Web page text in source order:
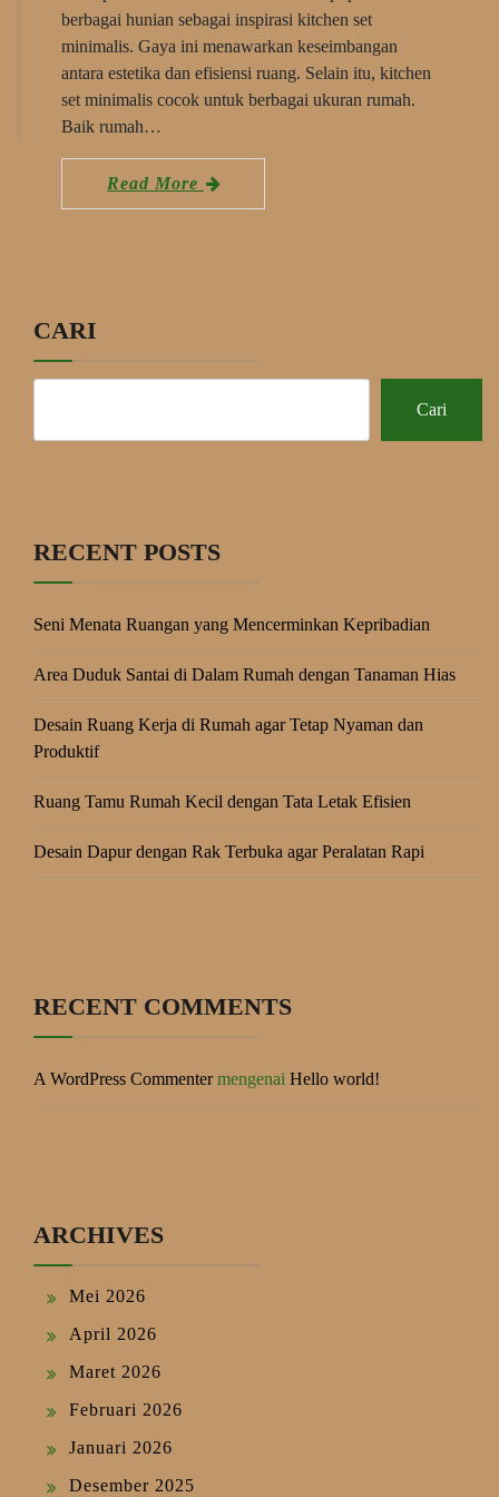
berbagai hunian sebagai inspirasi kitchen set
minimalis. Gaya ini menawarkan keseimbangan
antara estetika dan efisiensi ruang. Selain itu, kitchen
set minimalis cocok untuk berbagai ukuran rumah.
Baik rumah…
Read More
CARI
Cari
RECENT POSTS
Seni Menata Ruangan yang Mencerminkan Kepribadian
Area Duduk Santai di Dalam Rumah dengan Tanaman Hias
Desain Ruang Kerja di Rumah agar Tetap Nyaman dan
Produktif
Ruang Tamu Rumah Kecil dengan Tata Letak Efisien
Desain Dapur dengan Rak Terbuka agar Peralatan Rapi
RECENT COMMENTS
A WordPress Commentermengenai Hello world!
ARCHIVES
Mei 2026
April 2026
Maret 2026
Februari 2026
Januari 2026
Desember 2025